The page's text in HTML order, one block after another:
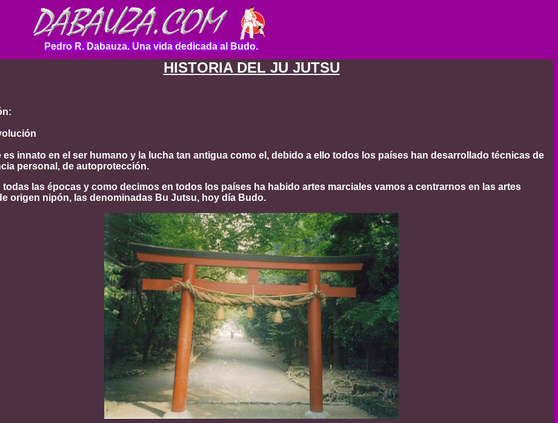
Pedro R. Dabauza. Una vida dedicada al Budo.
HISTORIA DEL JU JUTSU
es innato en el ser humano y la lucha tan antigua como el, debido a ello todos los países han desarrollado técnicas de
personal, de autoprotección.
todas las épocas y como decimos en todos los países ha habido artes marciales vamos a centrarnos en las artes
origen nipón, las denominadas Bu Jutsu, hoy día Budo.